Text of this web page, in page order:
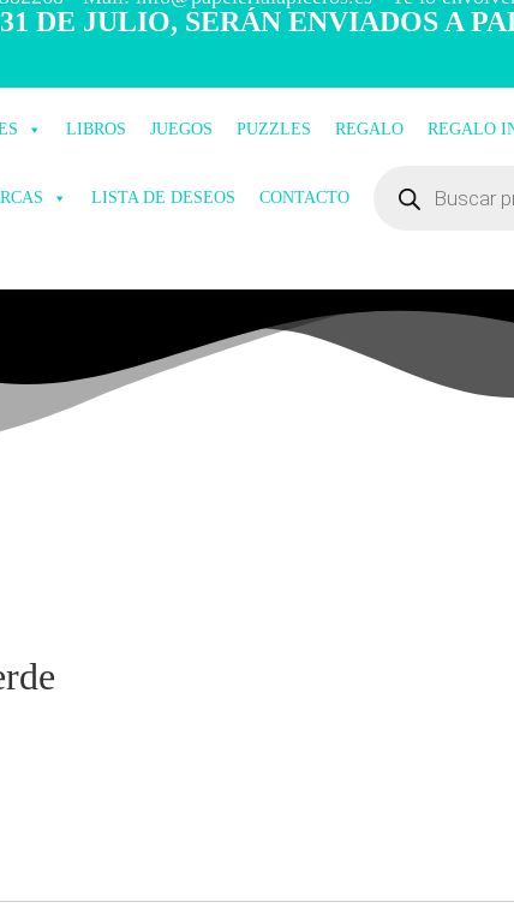
DE JULIO, SERÁN ENVIADOS A
LIBROS JUEGOS PUZZLES REGALO REGALO
LISTA DE DESEOS CONTACTO